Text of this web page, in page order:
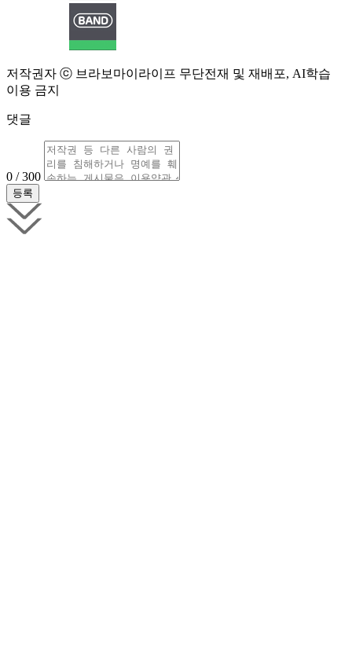
저작권자 ⓒ 브라보마이라이프 무단전재 및 재배포, AI학습
이용 금지
댓글
0 / 300